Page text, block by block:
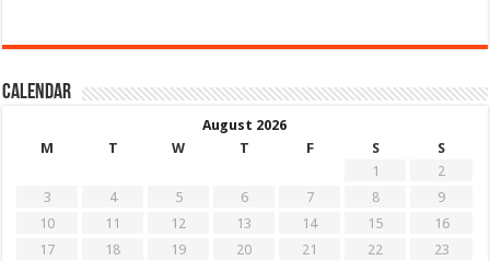
Calendar
August 2026
M
T W T F S
S
1
2
3
4 5 6 7 8
9
10
11 12 13 14 15
16
17
18 19 20 21 22
23